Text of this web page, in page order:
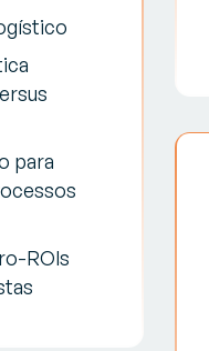
para
ROIs